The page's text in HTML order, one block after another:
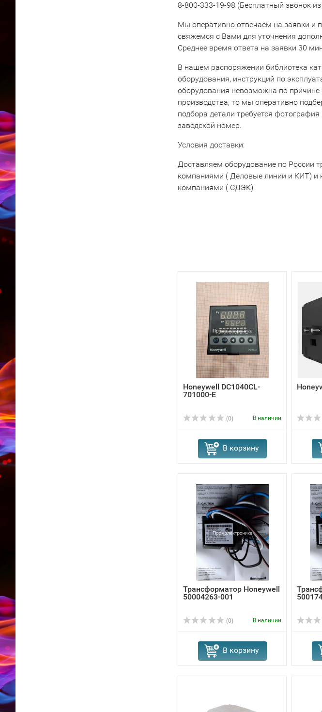
8-800-333-19-98 (Бесплатный звонок
Мы оперативно отвечаем на заявки и
свяжемся с Вами для уточнения
Среднее время ответа на заявки 30
В нашем распоряжении библиотека
оборудования, инструкций по
оборудования невозможна по причине
производства, то мы оперативно
подбора детали требуется
заводской номер.
Условия доставки:
Доставляем оборудование по России
компаниями ( Деловые линии и КИТ) и
компаниями ( СДЭК)
Honeywell DC1040CL-
701000-E
(0) В наличии
В корзину
Трансформатор Honeywell
50004263-001
(0) В наличии
В корзину